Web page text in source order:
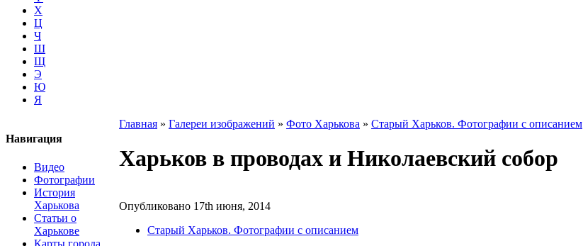
Х
Ц
Ч
Ш
Щ
Э
Ю
Я
Навигация
Видео
Фотографии
История
Харькова
Статьи о
Харькове
Карты города
Главная » Галереи изображений » Фото Харькова » Старый Харьков. Фотографии с описанием
Харьков в проводах и Николаевский собор
Опубликовано 17th июня, 2014
Старый Харьков. Фотографии с описанием